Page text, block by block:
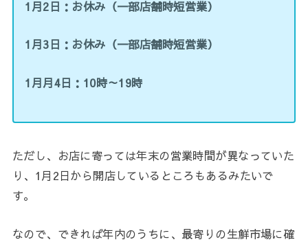
1月2日：お休み（一部店舗時短営業）
1月3日：お休み（一部店舗時短営業）
1月月4日：10時～19時
ただし、お店に寄っては年末の営業時間が異なっていた
り、1月2日から開店しているところもあるみたいで
す。
なので、できれば年内のうちに、最寄りの生鮮市場に確